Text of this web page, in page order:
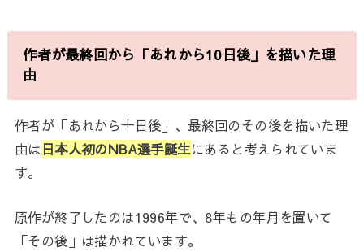
作者が最終回から「あれから10日後」を描いた理
由
作者が「あれから十日後」、最終回のその後を描いた理
由は 日本人初のNBA選手誕生にあると考えられていま
す。
原作が終了したのは1996年で、8年もの年月を置いて
「その後」は描かれています。